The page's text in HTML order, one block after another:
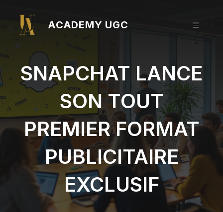
contenu
ACADEMY UGC MENU
SNAPCHAT LANCE
SON TOUT
PREMIER FORMAT
PUBLICITAIRE
EXCLUSIF